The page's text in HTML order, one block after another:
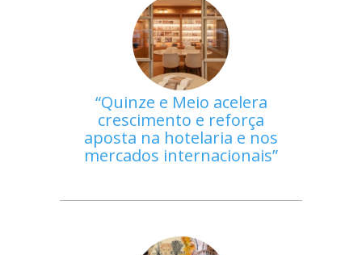
Quinze e Meio acelera
crescimento e reforça
aposta na hotelaria e nos
mercados internacionais